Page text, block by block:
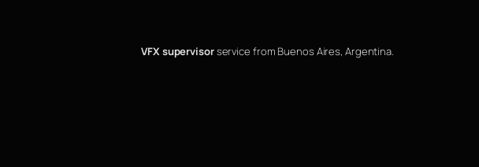
VFX supervisorservice from Buenos Aires, Argentina.